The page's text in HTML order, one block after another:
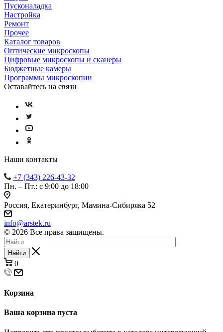
Пусконаладка
Настройка
Ремонт
Прочее
Каталог товаров
Оптические микроскопы
Цифровые микроскопы и сканеры
Бюджетные камеры
Программы микроскопии
Оставайтесь на связи
Наши контакты
+7 (343) 226-43-32
Пн. – Пт.: с 9:00 до 18:00
Россия, Екатеринбург, Мамина-Сибиряка 52
info@arstek.ru
© 2026 Все права защищены.
Найти
0
Корзина
Ваша корзина пуста